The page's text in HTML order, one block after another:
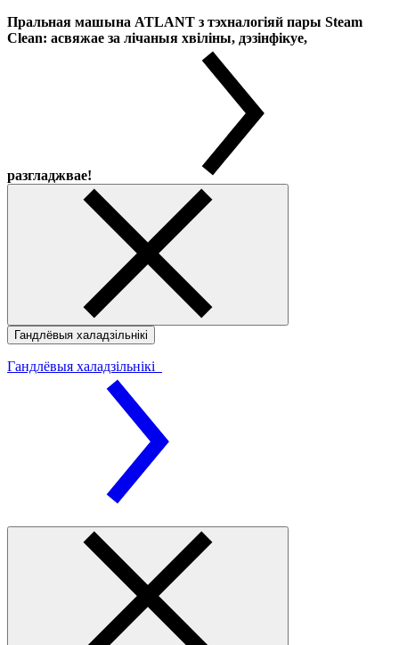
Пральная машына ATLANT з тэхналогіяй пары Steam
Clean: асвяжае за лічаныя хвіліны, дэзінфікуе,
разгладжвае!
Гандлёвыя халадзільнікі
Гандлёвыя халадзільнікі